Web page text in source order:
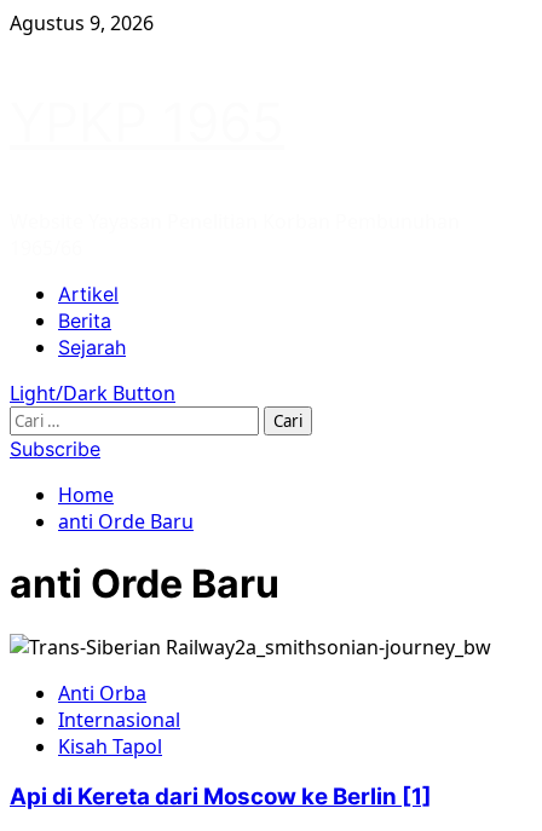
Skip
Agustus 9, 2026
Primary
Menu
Artikel
Berita
Sejarah
Light/Dark Button
Cari
untuk:
Subscribe
Home
anti Orde Baru
anti Orde Baru
Anti Orba
Internasional
Kisah Tapol
Api di Kereta dari Moscow ke Berlin [1]